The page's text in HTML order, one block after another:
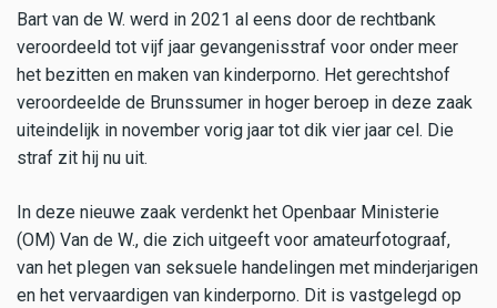
Bart van de W. werd in 2021 al eens door de rechtbank
veroordeeld tot vijf jaar gevangenisstraf voor onder meer
het bezitten en maken van kinderporno. Het gerechtshof
veroordeelde de Brunssumer in hoger beroep in deze zaak
uiteindelijk in november vorig jaar tot dik vier jaar cel. Die
straf zit hij nu uit.
In deze nieuwe zaak verdenkt het Openbaar Ministerie
(OM) Van de W., die zich uitgeeft voor amateurfotograaf,
van het plegen van seksuele handelingen met minderjarigen
en het vervaardigen van kinderporno. Dit is vastgelegd op